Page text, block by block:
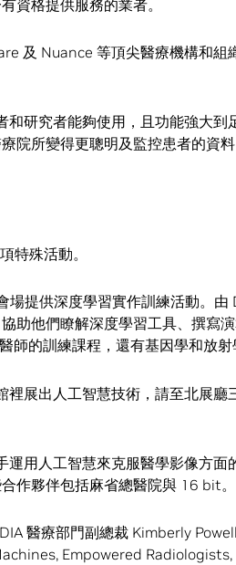
資格提供服務的業者。
及 Nuance 等頂尖醫療機構和組
和研究者能夠使用，且功能強大到
院所變得更聰明及監控患者的資
特殊活動。
場提供深度學習實作訓練活動。由
助他們瞭解深度學習工具、撰寫
師的訓練課程，還有基因學和放射
裡展出人工智慧技術，請至北展廳
運用人工智慧來克服醫學影像方面
作夥伴包括麻省總醫院與 16 bit。
醫療部門副總裁 Kimberly
Empowered